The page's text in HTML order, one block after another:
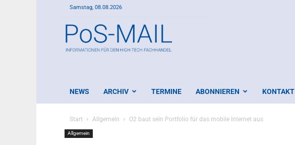
Samstag, 08.08.2026
Mail
NEWS ARCHIV TERMINE ABONNIEREN KONTAKT
Start Allgemein O2 baut sein Portfolio für das mobile Internet aus
Allgemein